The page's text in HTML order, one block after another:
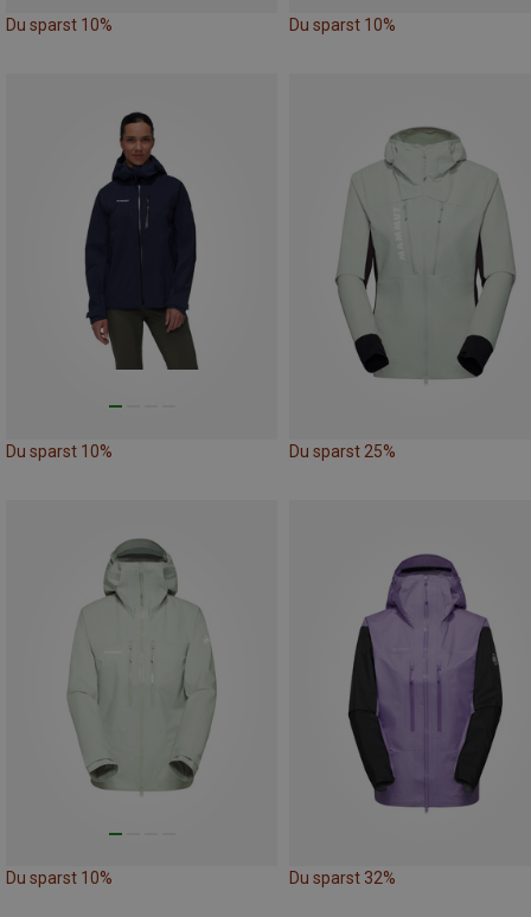
Du sparst 10% Du sparst 10%
Du sparst 10% Du sparst 25%
Du sparst 10% Du sparst 32%